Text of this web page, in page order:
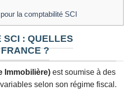
la comptabilité SCI
SCI : QUELLES
?
Immobilière) est soumise à des
selon son régime fiscal.